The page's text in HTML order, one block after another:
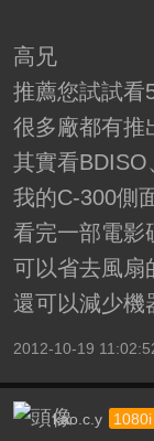
高兄
推薦您試試看
很多廠都有推
其實看BDISO
我的C-300側
看完一部電影
可以省去風扇
還可以減少機
2012-10-19
kao.c.y